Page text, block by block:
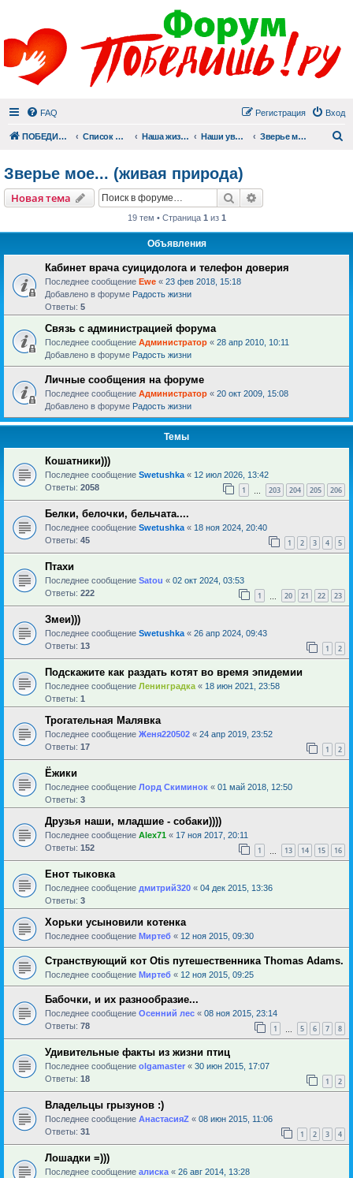
FAQ Вход
Регистрация
ПОБЕДИШЬ.РУ Список форумов Наша жизнь (не всё же о суициде!) Наши увлечения Зверье мое... (живая природа)
Зверье мое... (живая природа)
Новая тема Поиск
19 тем • Страница 1 из 1
Объявления
Кабинет врача суицидолога и телефон доверия
Последнее сообщение Ewe « 23 фев 2018, 15:18
Добавлено в форуме Радость жизни
Ответы: 5
Связь с администрацией форума
Последнее сообщение Администратор « 28 апр 2010, 10:11
Добавлено в форуме Радость жизни
Личные сообщения на форуме
Последнее сообщение Администратор « 20 окт 2009, 15:08
Добавлено в форуме Радость жизни
Темы
Кошатники)))
Последнее сообщение Swetushka « 12 июл 2026, 13:42
Ответы: 2058 1 203 204 205 206
Белки, белочки, бельчата....
Последнее сообщение Swetushka « 18 ноя 2024, 20:40
Ответы: 45 1 2 3 4 5
Птахи
Последнее сообщение Satou « 02 окт 2024, 03:53
Ответы: 222 1 20 21 22 23
Змеи)))
Последнее сообщение Swetushka « 26 апр 2024, 09:43
Ответы: 13 1 2
Подскажите как раздать котят во время эпидемии
Последнее сообщение Ленинградка « 18 июн 2021, 23:58
Ответы: 1
Трогательная Малявка
Последнее сообщение Женя220502 « 24 апр 2019, 23:52
Ответы: 17 1 2
Ёжики
Последнее сообщение Лорд Скиминок « 01 май 2018, 12:50
Ответы: 3
Друзья наши, младшие - собаки))))
Последнее сообщение Alex71 « 17 ноя 2017, 20:11
Ответы: 152 1 13 14 15 16
Енот тыковка
Последнее сообщение дмитрий320 « 04 дек 2015, 13:36
Ответы: 3
Хорьки усыновили котенка
Последнее сообщение Миртеб « 12 ноя 2015, 09:30
Странствующий кот Otis путешественника Thomas Adams.
Последнее сообщение Миртеб « 12 ноя 2015, 09:25
Бабочки, и их разнообразие...
Последнее сообщение Осенний лес « 08 ноя 2015, 23:14
Ответы: 78 1 5 6 7 8
Удивительные факты из жизни птиц
Последнее сообщение olgamaster « 30 июн 2015, 17:07
Ответы: 18 1 2
Владельцы грызунов :)
Последнее сообщение АнастасияZ « 08 июн 2015, 11:06
Ответы: 31 1 2 3 4
Лошадки =)))
Последнее сообщение алиска « 26 авг 2014, 13:28